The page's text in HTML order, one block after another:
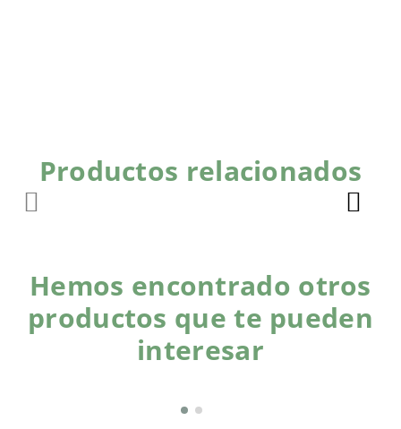
Productos relacionados
Hemos encontrado otros
productos que te pueden
interesar